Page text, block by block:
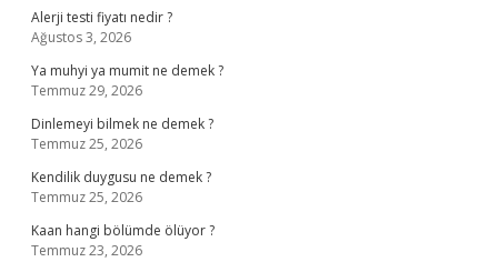
Alerji testi fiyatı nedir ?
Ağustos 3, 2026
Ya muhyi ya mumit ne demek ?
Temmuz 29, 2026
Dinlemeyi bilmek ne demek ?
Temmuz 25, 2026
Kendilik duygusu ne demek ?
Temmuz 25, 2026
Kaan hangi bölümde ölüyor ?
Temmuz 23, 2026